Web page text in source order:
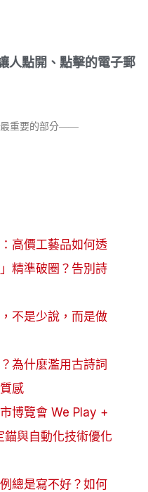
人點開、點擊的電子郵
最重要的部分——
高價工藝品如何透
精準破圈？告別詩
不是少說，而是做
為什麼濫用古詩詞
感
博覽會 We Play +
錨與自動化技術優化
總是寫不好？如何